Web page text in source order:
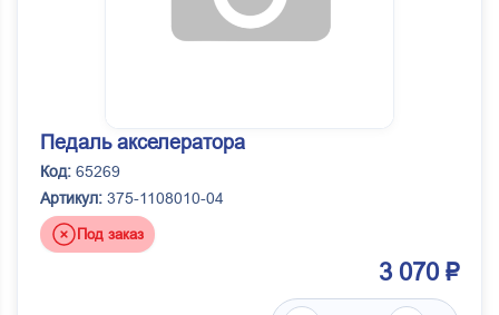
Педаль акселератора
Код: 65269
Артикул: 375-1108010-04
Под заказ
3 070 ₽